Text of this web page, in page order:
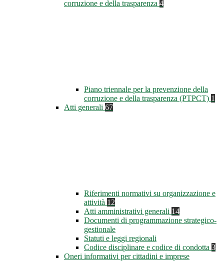
corruzione e della trasparenza 4
Piano triennale per la prevenzione della
corruzione e della trasparenza (PTPCT) 1
Atti generali 67
Riferimenti normativi su organizzazione e
attività 12
Atti amministrativi generali 14
Documenti di programmazione strategico-
gestionale
Statuti e leggi regionali
Codice disciplinare e codice di condotta 3
Oneri informativi per cittadini e imprese